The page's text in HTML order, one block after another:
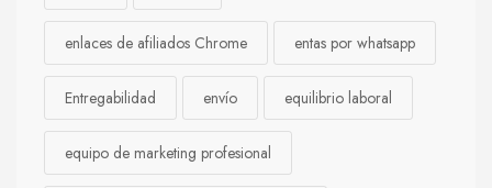
enlaces de afiliados Chrome entas por whatsapp
Entregabilidad envío equilibrio laboral
equipo de marketing profesional